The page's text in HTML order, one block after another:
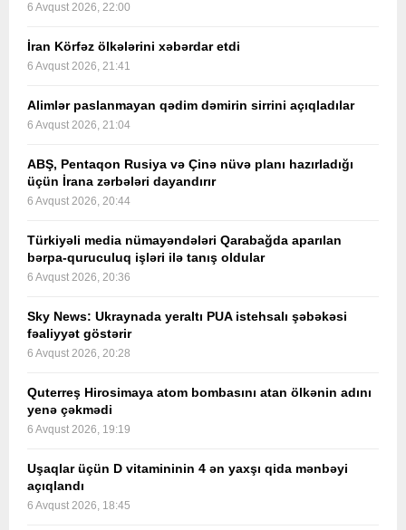
6 Avqust 2026, 22:00
İran Körfəz ölkələrini xəbərdar etdi
6 Avqust 2026, 21:41
Alimlər paslanmayan qədim dəmirin sirrini açıqladılar
6 Avqust 2026, 21:04
ABŞ, Pentaqon Rusiya və Çinə nüvə planı hazırladığı
üçün İrana zərbələri dayandırır
6 Avqust 2026, 20:44
Türkiyəli media nümayəndələri Qarabağda aparılan
bərpa-quruculuq işləri ilə tanış oldular
6 Avqust 2026, 20:36
Sky News: Ukraynada yeraltı PUA istehsalı şəbəkəsi
fəaliyyət göstərir
6 Avqust 2026, 20:28
Quterreş Hirosimaya atom bombasını atan ölkənin adını
yenə çəkmədi
6 Avqust 2026, 19:19
Uşaqlar üçün D vitamininin 4 ən yaxşı qida mənbəyi
açıqlandı
6 Avqust 2026, 18:45